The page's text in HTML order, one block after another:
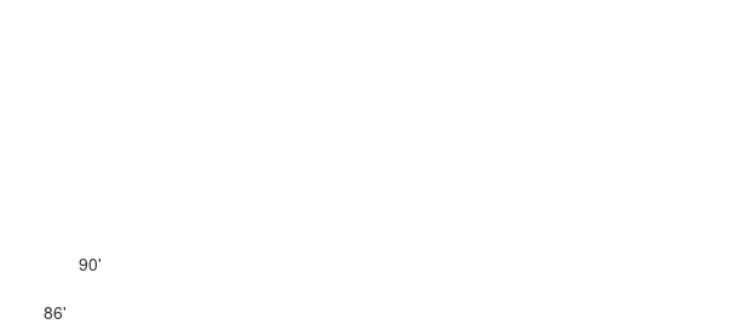
90'
86'